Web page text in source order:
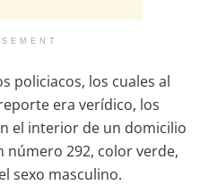
policiacos, los cuales al
era verídico, los
el interior de un domicilio
número 292, color verde,
sexo masculino.